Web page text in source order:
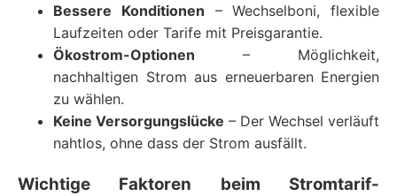
Bessere Konditionen – Wechselboni, flexible
Laufzeiten oder Tarife mit Preisgarantie.
Ökostrom-Optionen – Möglichkeit,
nachhaltigen Strom aus erneuerbaren Energien
zu wählen.
Keine Versorgungslücke – Der Wechsel verläuft
nahtlos, ohne dass der Strom ausfällt.
Wichtige Faktoren beim Stromtarif-